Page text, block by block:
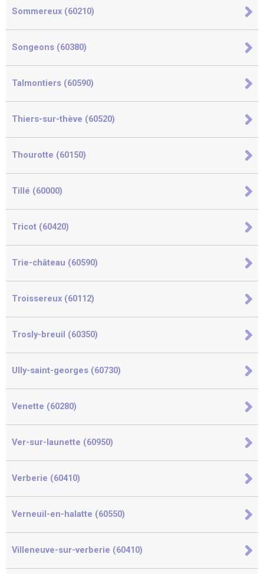
Sommereux (60210)
Songeons (60380)
Talmontiers (60590)
Thiers-sur-thève (60520)
Thourotte (60150)
Tillé (60000)
Tricot (60420)
Trie-château (60590)
Troissereux (60112)
Trosly-breuil (60350)
Ully-saint-georges (60730)
Venette (60280)
Ver-sur-launette (60950)
Verberie (60410)
Verneuil-en-halatte (60550)
Villeneuve-sur-verberie (60410)